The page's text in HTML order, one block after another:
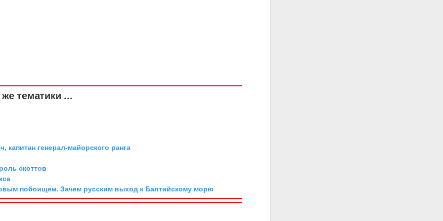
тематики ...
капитан генерал-майорского ранга
скоттов
побоищем. Зачем русским выход к Балтийскому морю